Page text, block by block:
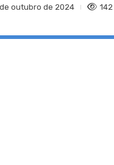
outubro de 2024 142